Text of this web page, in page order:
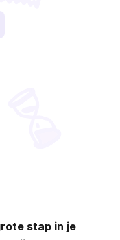
stap in je